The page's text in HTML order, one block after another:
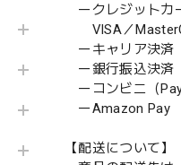
ークレジットカ
VISA／
ーキャリア決済
ー銀行振込決済
ーコンビニ（
ーAmazon Pay
【配送について】